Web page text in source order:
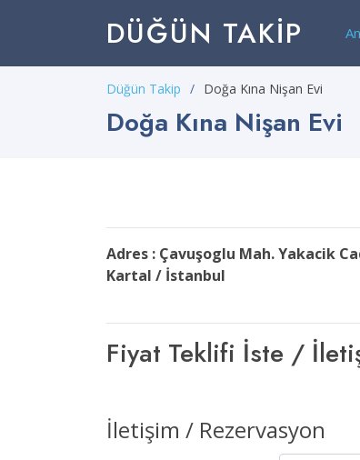
DÜĞÜN TAKIP
Düğün Takip Doğa Kına Nişan Evi
Doğa Kına Nişan Evi
Adres : Çavuşoglu Mah. Yakacik
Kartal / İstanbul
Fiyat Teklifi İste /
İletişim / Rezervasyon